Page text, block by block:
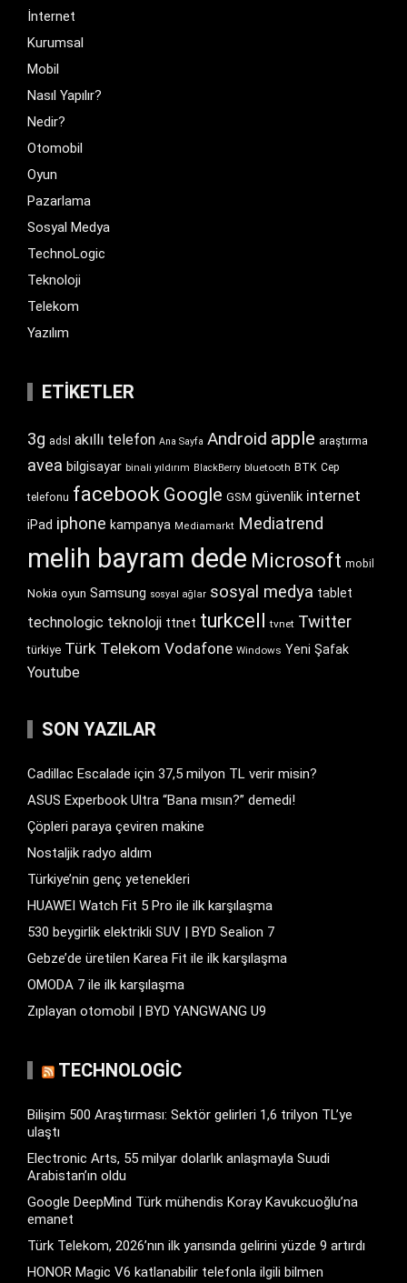
İnternet
Kurumsal
Mobil
Nasıl Yapılır?
Nedir?
Otomobil
Oyun
Pazarlama
Sosyal Medya
TechnoLogic
Teknoloji
Telekom
Yazılım
ETIKETLER
3g adsl akıllı telefon Ana Sayfa Android apple araştırma
avea bilgisayar binali yıldırım BlackBerry bluetooth BTK Cep
telefonu facebook Google GSM güvenlik internet
iPad iphone kampanya Mediamarkt Mediatrend
melih bayram dede Microsoft mobil
Nokia oyun Samsung sosyal ağlar sosyal medya tablet
technologic teknoloji ttnet turkcell tvnet Twitter
türkiye Türk Telekom Vodafone Windows Yeni Şafak
Youtube
SON YAZILAR
Cadillac Escalade için 37,5 milyon TL verir misin?
ASUS Experbook Ultra “Bana mısın?” demedi!
Çöpleri paraya çeviren makine
Nostaljik radyo aldım
Türkiye’nin genç yetenekleri
HUAWEI Watch Fit 5 Pro ile ilk karşılaşma
530 beygirlik elektrikli SUV | BYD Sealion 7
Gebze’de üretilen Karea Fit ile ilk karşılaşma
OMODA 7 ile ilk karşılaşma
Zıplayan otomobil | BYD YANGWANG U9
TECHNOLOGIC
Bilişim 500 Araştırması: Sektör gelirleri 1,6 trilyon TL’ye
ulaştı
Electronic Arts, 55 milyar dolarlık anlaşmayla Suudi
Arabistan’ın oldu
Google DeepMind Türk mühendis Koray Kavukcuoğlu’na
emanet
Türk Telekom, 2026’nın ilk yarısında gelirini yüzde 9 artırdı
HONOR Magic V6 katlanabilir telefonla ilgili bilmen